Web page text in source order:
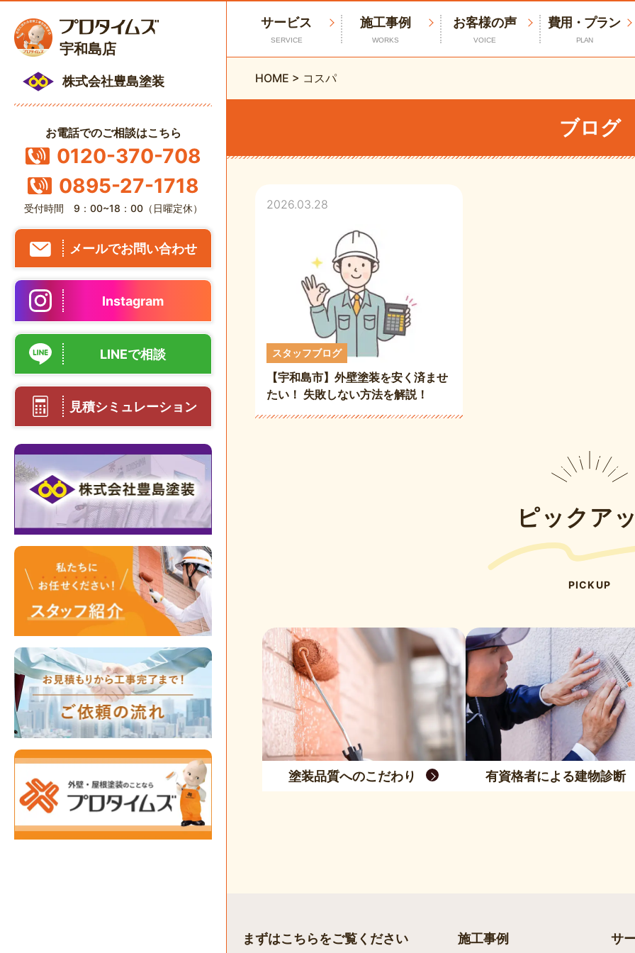
宇和島店
株式会社豊島塗装
お電話でのご相談はこちら
0120-370-708
0895-27-1718
受付時間 9：00~18：00（日曜定休）
メールでお問い合わせ
Instagram
LINEで相談
見積シミュレーション
サービス
SERVICE
施工事例
WORKS
お客様の声
VOICE
費用・プラン
PLAN
HOME > コスパ
ブログ
2026.03.28
スタッフブログ
【宇和島市】外壁塗装を安く済ませ
たい！ 失敗しない方法を解説！
ピックア
PICKUP
塗装品質へのこだわり 有資格者による建物診断
まずはこちらをご覧ください 施工事例 サ